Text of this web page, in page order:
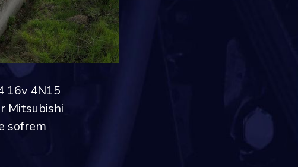
16v 4N15
Mitsubishi
sofrem